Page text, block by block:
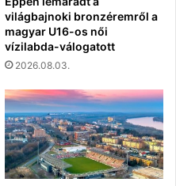
világbajnoki bronzéremről a
magyar U16-os női
vízilabda-válogatott
2026.08.03.